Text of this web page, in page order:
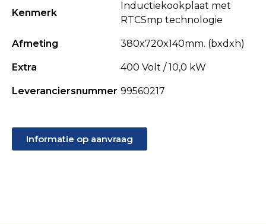
Kenmerk
Inductiekookplaat met
RTCSmp technologie
Afmeting 380x720x140mm. (bxdxh)
Extra 400 Volt / 10,0 kW
Leveranciersnummer 99560217
Informatie op aanvraag